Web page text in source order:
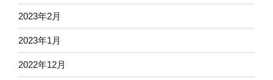
2023年2月
2023年1月
2022年12月